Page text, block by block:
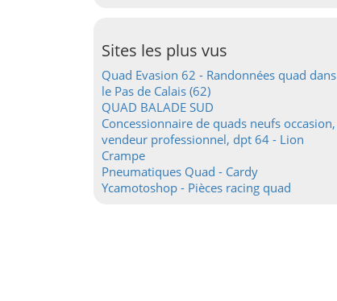
Sites les plus vus
Quad Evasion 62 - Randonnées quad dans
le Pas de Calais (62)
QUAD BALADE SUD
Concessionnaire de quads neufs occasion,
vendeur professionnel, dpt 64 - Lion
Crampe
Pneumatiques Quad - Cardy
Ycamotoshop - Pièces racing quad